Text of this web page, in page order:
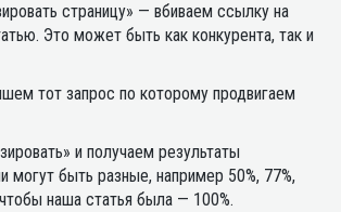
страницу» — вбиваем ссылку на
Это может быть как конкурента, так и
тот запрос по которому продвигаем
и получаем результаты
могут быть разные, например 50%, 77%,
наша статья была — 100%.